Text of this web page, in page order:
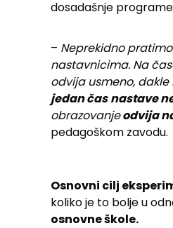
dosadašnje
– Neprekidno
nastavnicima. Na
odvija usmeno,
jedan čas nastave
obrazovanjeodvija
pedagoškom zavodu.
Osnovni cilj
koliko je to bolje u
osnovne škole.